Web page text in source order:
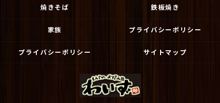
焼きそば 鉄板焼き
家族 プライバシーポリシー
プライバシーポリシー サイトマップ